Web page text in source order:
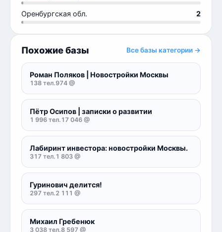
Оренбургская обл. 2
Похожие базы Все базы категории →
Роман Поляков | Новостройки Москвы
138 тел.974 @
Пётр Осипов | записки о развитии
1 996 тел. 17 046 @
Лабиринт инвестора: новостройки Москвы.
317 тел. 1 803 @
Гуринович делится!
297 тел.2 111 @
Михаил Гребенюк
3 038 тел.8 597 @